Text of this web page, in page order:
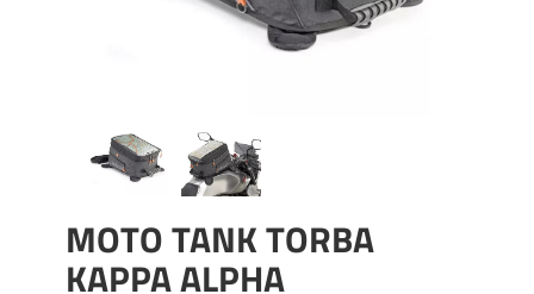
MOTO TANK TORBA
KAPPA ALPHA